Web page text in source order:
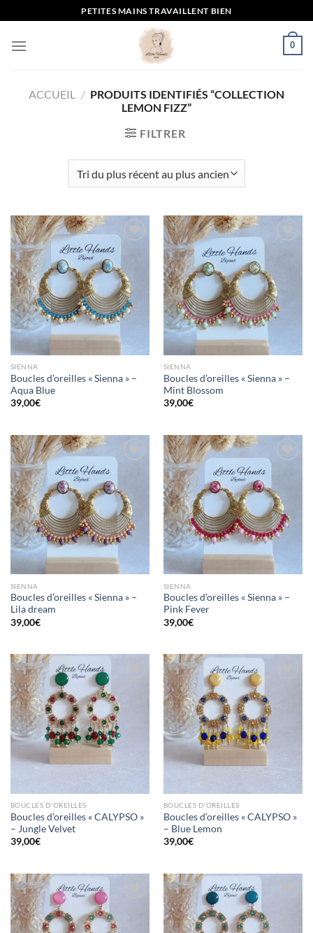
au
contenu
PETITES MAINS TRAVAILLENT BIEN
0
ACCUEIL / PRODUITS IDENTIFIÉS “COLLECTION
LEMON FIZZ”
FILTRER
Mettre
en
favoris
SIENNA
Boucles d’oreilles « Sienna » –
Aqua Blue
39,00€
Mettre
favoris
SIENNA
Boucles d’oreilles « Sienna » –
Mint Blossom
39,00€
Mettre
en
favoris
SIENNA
Boucles d’oreilles « Sienna » –
Lila dream
39,00€
Mettre
en
favoris
SIENNA
Boucles d’oreilles « Sienna » –
Pink Fever
39,00€
Mettre
favoris
BOUCLES D'OREILLES
Boucles d’oreilles « CALYPSO »
– Jungle Velvet
39,00€
Mettre
BOUCLES D'OREILLES
Boucles d’oreilles « CALYPSO »
– Blue Lemon
39,00€